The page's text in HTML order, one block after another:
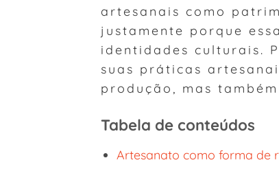
artesanais como
justamente porque
identidades culturais.
suas práticas
produção, mas
Tabela de conteúdos
Artesanato como forma de